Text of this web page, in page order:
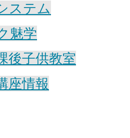
ステム
魅学
後子供教室
座情報